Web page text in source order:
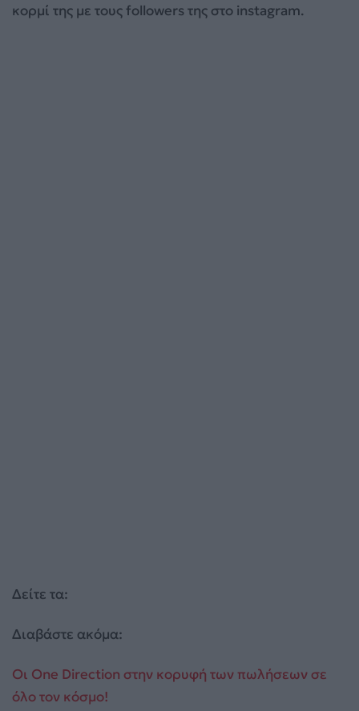
κορμί της με τους followers της στο instagram.
Δείτε τα:
Διαβάστε ακόμα:
Οι One Direction στην κορυφή των πωλήσεων σε
όλο τον κόσμο!